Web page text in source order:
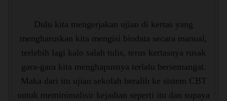
Dulu kita mengerjakan ujian di kertas yang
mengharuskan kita mengisi biodata secara manual,
terlebih lagi kalo salah tulis, terus kertasnya rusak
gara-gara kita menghapusnya terlalu bersemangat.
Maka dari itu ujian sekolah beralih ke sistem CBT
untuk meminimalisir kejadian seperti itu dan supaya